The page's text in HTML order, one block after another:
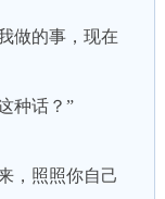
做的事，现在
种话？”
，照照你自己